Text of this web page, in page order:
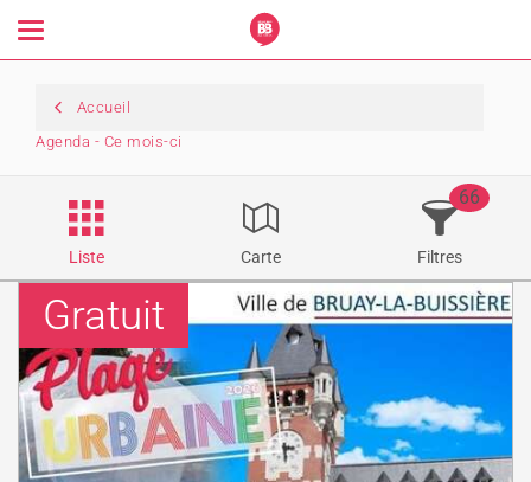
Toggle
Accueil
Agenda - Ce mois-ci
Liste Carte Filtres
66
Gratuit